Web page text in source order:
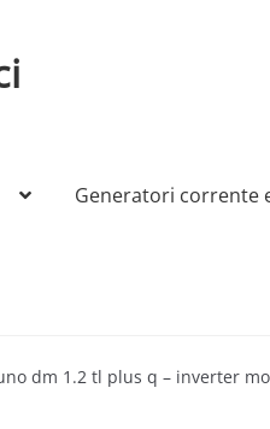
Generatori corrente
My account Produttori
dm 1.2 tl plus q – inverter